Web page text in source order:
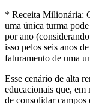
* Receita Milionária:
uma única turma
por ano
isso pelos seis anos
faturamento de uma
Esse cenário de alta
educacionais que, em
de consolidar campos